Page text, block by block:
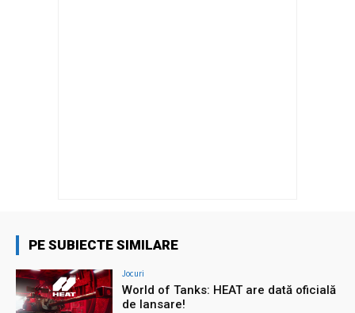
PE SUBIECTE SIMILARE
Jocuri
World of Tanks: HEAT are dată oficială
de lansare!